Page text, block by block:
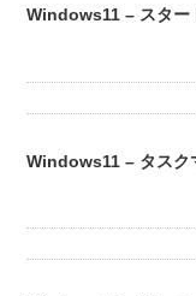
Windows11 – スター
Windows11 – タスク